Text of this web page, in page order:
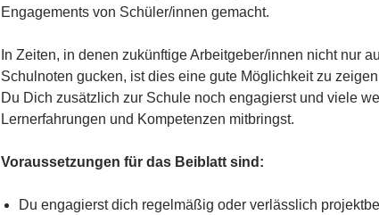
Engagements von Schüler/innen gemacht.
In Zeiten, in denen zukünftige Arbeitgeber/innen nicht nur
Schulnoten gucken, ist dies eine gute Möglichkeit zu
Du Dich zusätzlich zur Schule noch engagierst und viele
Lernerfahrungen und Kompetenzen mitbringst.
Voraussetzungen für das Beiblatt sind:
Du engagierst dich regelmäßig oder verlässlich